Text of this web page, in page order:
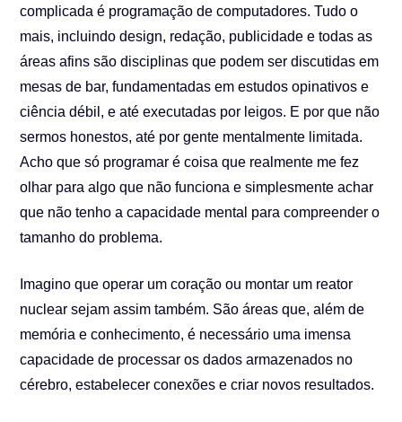
complicada é programação de computadores. Tudo o
mais, incluindo design, redação, publicidade e todas as
áreas afins são disciplinas que podem ser discutidas em
mesas de bar, fundamentadas em estudos opinativos e
ciência débil, e até executadas por leigos. E por que não
sermos honestos, até por gente mentalmente limitada.
Acho que só programar é coisa que realmente me fez
olhar para algo que não funciona e simplesmente achar
que não tenho a capacidade mental para compreender o
tamanho do problema.
Imagino que operar um coração ou montar um reator
nuclear sejam assim também. São áreas que, além de
memória e conhecimento, é necessário uma imensa
capacidade de processar os dados armazenados no
cérebro, estabelecer conexões e criar novos resultados.